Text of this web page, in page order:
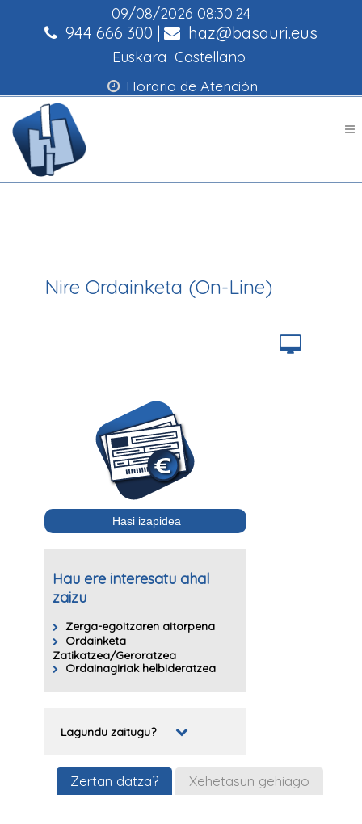
09/08/2026 08:30:24
944 666 300 | haz@basauri.eus
Euskara Castellano
Horario de Atención